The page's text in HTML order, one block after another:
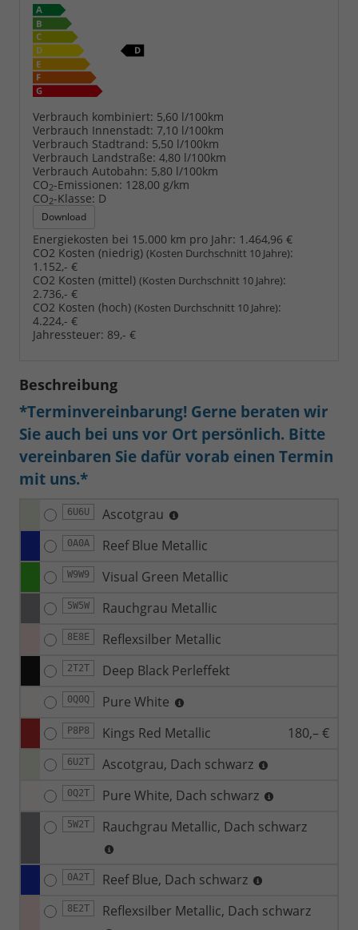
Verbrauch kombiniert: 5,60 l/100km
Verbrauch Innenstadt: 7,10 l/100km
Verbrauch Stadtrand: 5,50 l/100km
Verbrauch Landstraße: 4,80 l/100km
Verbrauch Autobahn: 5,80 l/100km
CO2-Emissionen: 128,00 g/km
CO2-Klasse: D
Download
Energiekosten bei 15.000 km pro Jahr: 1.464,96 €
CO2 Kosten (niedrig) (Kosten Durchschnitt 10 Jahre):
1.152,- €
CO2 Kosten (mittel) (Kosten Durchschnitt 10 Jahre):
2.736,- €
CO2 Kosten (hoch) (Kosten Durchschnitt 10 Jahre):
4.224,- €
Jahressteuer: 89,- €
Beschreibung
*Terminvereinbarung! Gerne beraten wir
Sie auch bei uns vor Ort persönlich. Bitte
vereinbaren Sie dafür vorab einen Termin
mit uns.*
6U6U Ascotgrau
0A0A Reef Blue Metallic
W9W9 Visual Green Metallic
5W5W Rauchgrau Metallic
8E8E Reflexsilber Metallic
2T2T Deep Black Perleffekt
0Q0Q Pure White
P8P8 Kings Red Metallic 180,– €
6U2T Ascotgrau, Dach schwarz
0Q2T Pure White, Dach schwarz
5W2T Rauchgrau Metallic, Dach schwarz
0A2T Reef Blue, Dach schwarz
8E2T Reflexsilber Metallic, Dach schwarz